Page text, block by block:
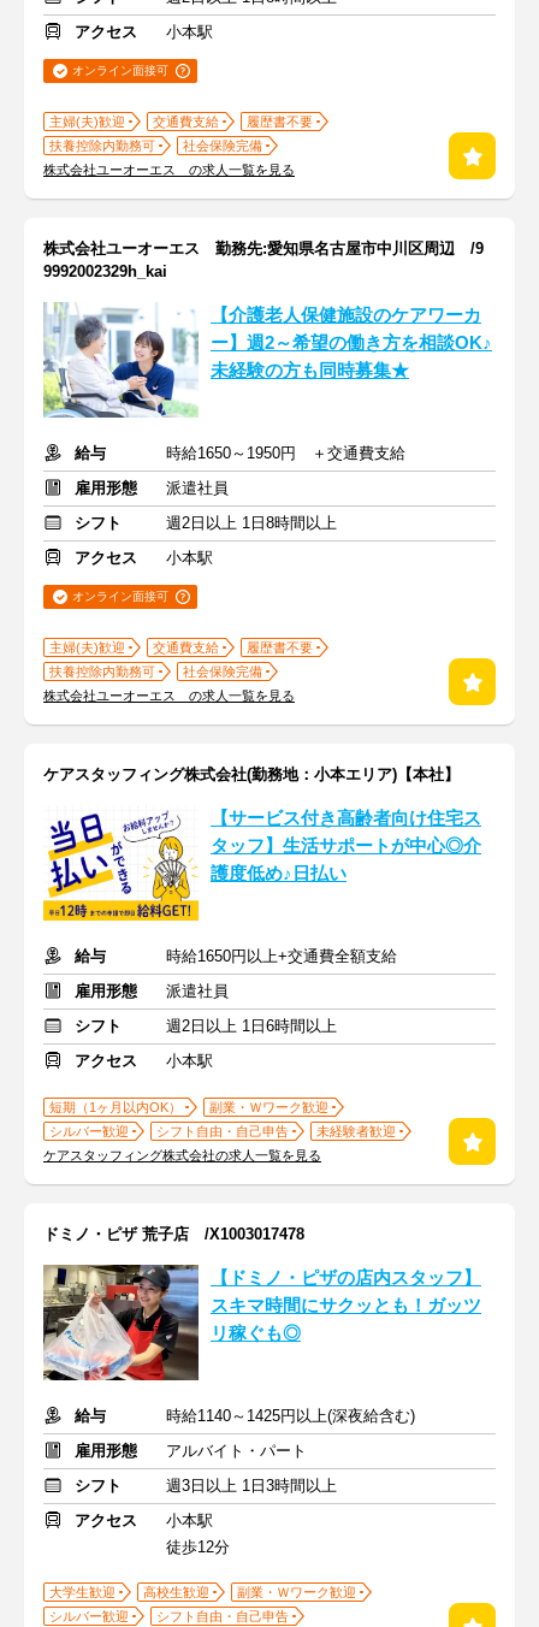
アクセス
小本駅
オンライン面接可
主婦(夫)歓迎 交通費支給
履歴書不要
扶養控除内勤務可
社会保険完備
株式会社ユーオーエス の求人一覧を見る
株式会社ユーオーエス 勤務先:愛知県名古屋市中川区周辺 /9
9992002329h_kai
【介護老人保健施設のケアワーカ
ー】週2～希望の働き方を相談OK♪
未経験の方も同時募集★
給与
時給1650～1950円 ＋交通費支給
雇用形態
派遣社員
シフト
週2日以上 1日8時間以上
アクセス
小本駅
オンライン面接可
主婦(夫)歓迎 交通費支給
履歴書不要
扶養控除内勤務可
社会保険完備
株式会社ユーオーエス の求人一覧を見る
ケアスタッフィング株式会社(勤務地：小本エリア)【本社】
【サービス付き高齢者向け住宅ス
タッフ】生活サポートが中心◎介
護度低め♪日払い
給与
時給1650円以上+交通費全額支給
雇用形態
派遣社員
シフト
週2日以上 1日6時間以上
アクセス
小本駅
短期（1ヶ月以内OK）
副業・Ｗワーク歓迎
シルバー歓迎
シフト自由・自己申告
未経験者歓迎
ケアスタッフィング株式会社の求人一覧を見る
ドミノ・ピザ 荒子店 /X1003017478
【ドミノ・ピザの店内スタッフ】
スキマ時間にサクッとも！ガッツ
リ稼ぐも◎
給与
時給1140～1425円以上(深夜給含む)
雇用形態
アルバイト・パート
シフト
週3日以上 1日3時間以上
アクセス
小本駅
徒歩12分
大学生歓迎 高校生歓迎
副業・Ｗワーク歓迎
シルバー歓迎
シフト自由・自己申告